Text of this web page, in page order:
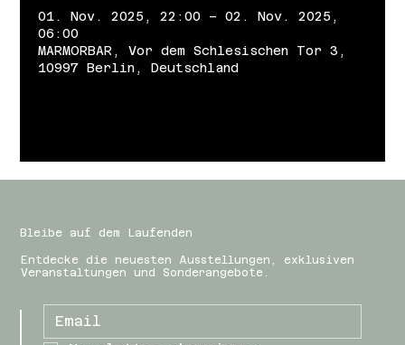
01. Nov. 2025, 22:00 – 02. Nov. 2025,
06:00
MARMORBAR, Vor dem Schlesischen Tor 3,
10997 Berlin, Deutschland
Bleibe auf dem Laufenden
Entdecke die neuesten Ausstellungen, exklusiven
Veranstaltungen und Sonderangebote.